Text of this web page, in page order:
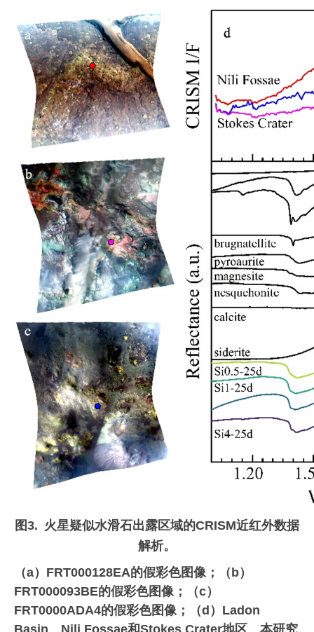
图3. 火星疑似水滑石出露区域的CRISM近红外数据
解析。
（a） FRT000128EA的假彩色图像；（b）
FRT000093BE的假彩色图像；（c）
FRT0000ADA4的假彩色图像；（d） Ladon
Basin
Nili Fossae和Stokes Crater地区 、本研究